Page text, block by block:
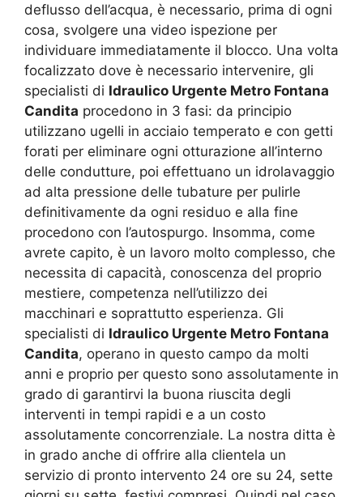
deflusso dell’acqua, è necessario, prima di ogni
cosa, svolgere una video ispezione per
individuare immediatamente il blocco. Una volta
focalizzato dove è necessario intervenire, gli
specialisti di Idraulico Urgente Metro Fontana
Candita procedono in 3 fasi: da principio
utilizzano ugelli in acciaio temperato e con getti
forati per eliminare ogni otturazione all’interno
delle condutture, poi effettuano un idrolavaggio
ad alta pressione delle tubature per pulirle
definitivamente da ogni residuo e alla fine
procedono con l’autospurgo. Insomma, come
avrete capito, è un lavoro molto complesso, che
necessita di capacità, conoscenza del proprio
mestiere, competenza nell’utilizzo dei
macchinari e soprattutto esperienza. Gli
specialisti di Idraulico Urgente Metro Fontana
Candita, operano in questo campo da molti
anni e proprio per questo sono assolutamente in
grado di garantirvi la buona riuscita degli
interventi in tempi rapidi e a un costo
assolutamente concorrenziale. La nostra ditta è
in grado anche di offrire alla clientela un
servizio di pronto intervento 24 ore su 24, sette